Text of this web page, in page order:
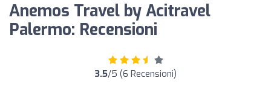
Anemos Travel by Acitravel
Palermo: Recensioni
3.5/5 (6 Recensioni)